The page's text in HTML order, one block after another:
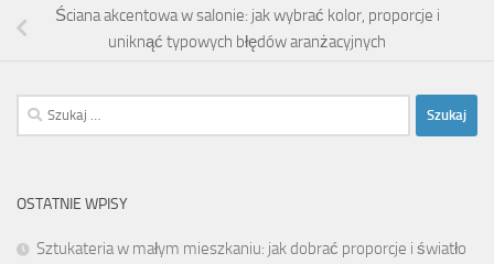
Ściana akcentowa w salonie: jak wybrać kolor, proporcje i
uniknąć typowych błędów aranżacyjnych
Szukaj:
OSTATNIE WPISY
Sztukateria w małym mieszkaniu: jak dobrać proporcje i światło